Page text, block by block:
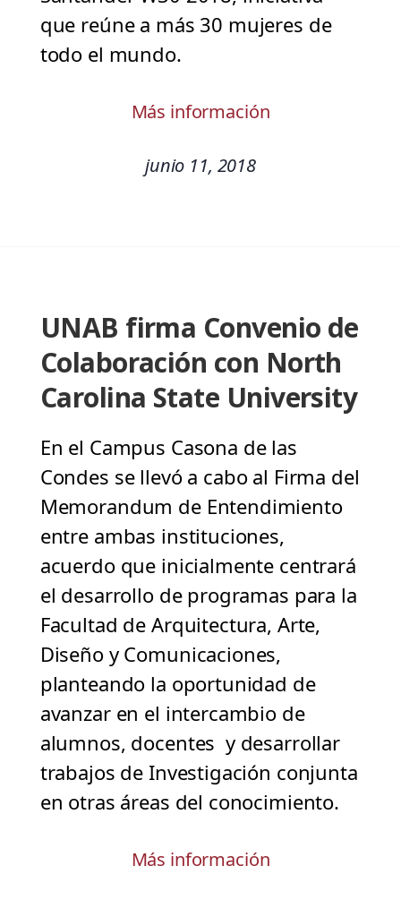
que reúne a más 30 mujeres de
todo el mundo.
Más información
junio 11, 2018
UNAB firma Convenio de
Colaboración con North
Carolina State University
En el Campus Casona de las
Condes se llevó a cabo al Firma del
Memorandum de Entendimiento
entre ambas instituciones,
acuerdo que inicialmente centrará
el desarrollo de programas para la
Facultad de Arquitectura, Arte,
Diseño y Comunicaciones,
planteando la oportunidad de
avanzar en el intercambio de
alumnos, docentes y desarrollar
trabajos de Investigación conjunta
en otras áreas del conocimiento.
Más información